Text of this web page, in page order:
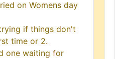
on Womens day
if things don't
time or 2.
one waiting for